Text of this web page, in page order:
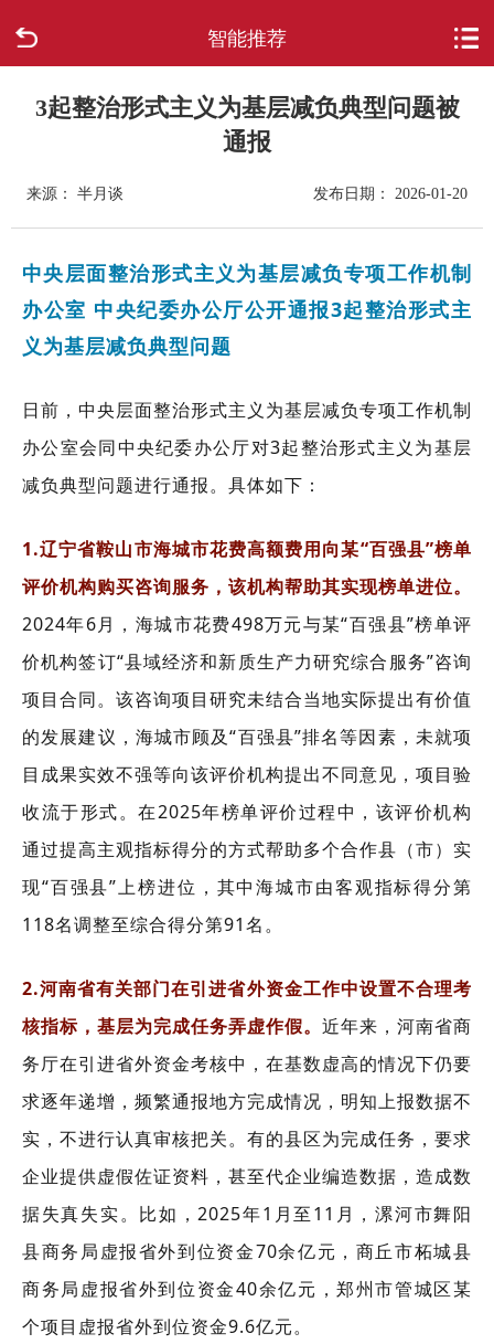
智能推荐
走进柳城
政府信息公开
网上办事
互动回应
数据专题
3起整治形式主义为基层减负典型问题被
通报
来源： 半月谈 发布日期： 2026-01-20
中央层面整治形式主义为基层减负专项工作机制
办公室 中央纪委办公厅公开通报3起整治形式主
义为基层减负典型问题
日前，中央层面整治形式主义为基层减负专项工作机制
办公室会同中央纪委办公厅对3起整治形式主义为基层
减负典型问题进行通报。具体如下：
1.辽宁省鞍山市海城市花费高额费用向某“百强县”榜单
评价机构购买咨询服务，该机构帮助其实现榜单进位。
2024年6月，海城市花费498万元与某“百强县”榜单评
价机构签订“县域经济和新质生产力研究综合服务”咨询
项目合同。该咨询项目研究未结合当地实际提出有价值
的发展建议，海城市顾及“百强县”排名等因素，未就项
目成果实效不强等向该评价机构提出不同意见，项目验
收流于形式。在2025年榜单评价过程中，该评价机构
通过提高主观指标得分的方式帮助多个合作县（市）实
现“百强县”上榜进位，其中海城市由客观指标得分第
118名调整至综合得分第91名。
2.河南省有关部门在引进省外资金工作中设置不合理考
核指标，基层为完成任务弄虚作假。 近年来，河南省商
务厅在引进省外资金考核中，在基数虚高的情况下仍要
求逐年递增，频繁通报地方完成情况，明知上报数据不
实，不进行认真审核把关。有的县区为完成任务，要求
企业提供虚假佐证资料，甚至代企业编造数据，造成数
据失真失实。比如，2025年1月至11月，漯河市舞阳
县商务局虚报省外到位资金70余亿元，商丘市柘城县
商务局虚报省外到位资金40余亿元，郑州市管城区某
个项目虚报省外到位资金9.6亿元。